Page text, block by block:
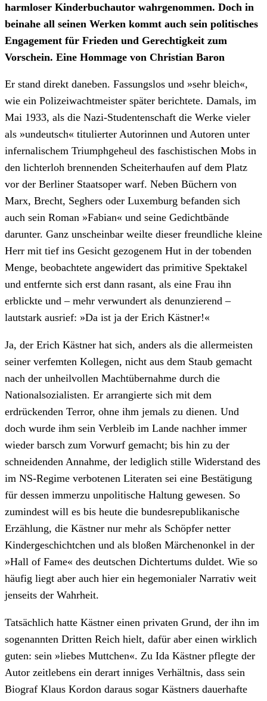
harmloser Kinderbuchautor wahrgenommen. Doch in
beinahe all seinen Werken kommt auch sein politisches
Engagement für Frieden und Gerechtigkeit zum
Vorschein. Eine Hommage von Christian Baron
Er stand direkt daneben. Fassungslos und »sehr bleich«,
wie ein Polizeiwachtmeister später berichtete. Damals, im
Mai 1933, als die Nazi-Studentenschaft die Werke vieler
als »undeutsch« titulierter Autorinnen und Autoren unter
infernalischem Triumphgeheul des faschistischen Mobs in
den lichterloh brennenden Scheiterhaufen auf dem Platz
vor der Berliner Staatsoper warf. Neben Büchern von
Marx, Brecht, Seghers oder Luxemburg befanden sich
auch sein Roman »Fabian« und seine Gedichtbände
darunter. Ganz unscheinbar weilte dieser freundliche kleine
Herr mit tief ins Gesicht gezogenem Hut in der tobenden
Menge, beobachtete angewidert das primitive Spektakel
und entfernte sich erst dann rasant, als eine Frau ihn
erblickte und – mehr verwundert als denunzierend –
lautstark ausrief: »Da ist ja der Erich Kästner!«
Ja, der Erich Kästner hat sich, anders als die allermeisten
seiner verfemten Kollegen, nicht aus dem Staub gemacht
nach der unheilvollen Machtübernahme durch die
Nationalsozialisten. Er arrangierte sich mit dem
erdrückenden Terror, ohne ihm jemals zu dienen. Und
doch wurde ihm sein Verbleib im Lande nachher immer
wieder barsch zum Vorwurf gemacht; bis hin zu der
schneidenden Annahme, der lediglich stille Widerstand des
im NS-Regime verbotenen Literaten sei eine Bestätigung
für dessen immerzu unpolitische Haltung gewesen. So
zumindest will es bis heute die bundesrepublikanische
Erzählung, die Kästner nur mehr als Schöpfer netter
Kindergeschichtchen und als bloßen Märchenonkel in der
»Hall of Fame« des deutschen Dichtertums duldet. Wie so
häufig liegt aber auch hier ein hegemonialer Narrativ weit
jenseits der Wahrheit.
Tatsächlich hatte Kästner einen privaten Grund, der ihn im
sogenannten Dritten Reich hielt, dafür aber einen wirklich
guten: sein »liebes Muttchen«. Zu Ida Kästner pflegte der
Autor zeitlebens ein derart inniges Verhältnis, dass sein
Biograf Klaus Kordon daraus sogar Kästners dauerhafte